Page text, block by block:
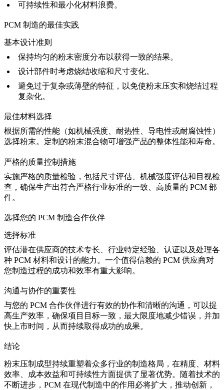
可持续性和最小化材料浪费。
PCM 制造的最佳实践
基本设计准则
保持均匀的粉末密度分布以获得一致的结果。
设计部件时考虑烧结收缩和尺寸变化。
避免过于复杂或薄壁的特征，以免使粉末压实和烧结过程
复杂化。
最佳材料选择
根据所需的性能（如机械强度、耐热性、导电性或耐腐蚀性）
选择粉末。定制的粉末混合物可增强产品的整体性能和寿命。
严格的质量控制措施
实施严格的质量检验，包括尺寸评估、机械强度评估和目视检
查，确保生产出符合严格行业标准的一致、高质量的 PCM 部
件。
选择您的 PCM 制造合作伙伴
选择标准
评估潜在供应商的技术专长、行业特定经验、认证以及处理各
种 PCM 材料和设计的能力。一个值得信赖的 PCM 供应商对
您制造过程的成功和效率有重大影响。
沟通与协作的重要性
与您的 PCM 合作伙伴进行有效的协作和清晰的沟通，可以提
高生产效率，确保项目目标一致，最大限度地减少错误，并加
快上市时间，从而持续取得成功的成果。
结论
粉末压制成型持续重塑着众多行业的制造格局，在精度、材料
效率、成本效益和可持续性方面提供了显著优势。随着技术的
不断进步，PCM 在现代制造中的作用必将扩大，推动创新，